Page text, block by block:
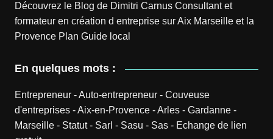
Découvrez le Blog de Dimitri CarnusConsultant et
formateur en création d entreprise sur Aix Marseille et la
Provence Plan Guide local
En quelques mots :
Entrepreneur-Auto-entrepreneur- Couveuse
d'entreprises-Aix-en-Provence-Arles- Gardanne-
Marseille- Statut- Sarl - Sasu - Sas- Echange de lien